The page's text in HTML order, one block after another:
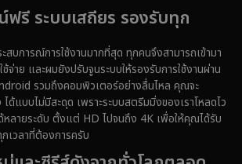
(61)
(216)
รี ระบบเสถียร รองรับทุก
บการณ์การใช้งานมากที่สุด ทุกคนจึงสามารถเข้ามา
ช้จ่าย และผมยังปรับจูนระบบให้รองรับการใช้งานผ่าน
รวมถึงคอมพิวเตอร์อย่างลื่นไหล คุณจะ
ได้แบบไม่มีสะดุด เพราะระบบสตรีมมิ่งของเราโหลดไว
หลายระดับ ตั้งแต่ HD ไปจนถึง 4K เพื่อให้คุณได้รับ
เวลาที่ต้องการครับ